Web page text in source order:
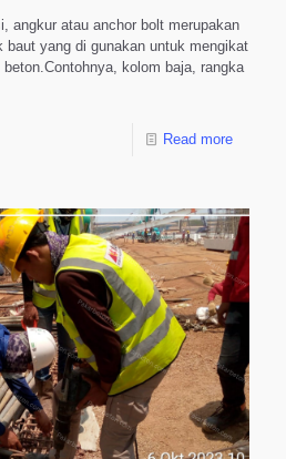
angkur atau anchor bolt merupakan
baut yang di gunakan untuk mengikat
kolom baja, rangka
Read more